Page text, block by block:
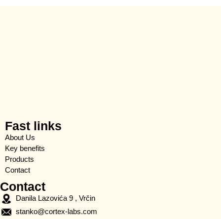
Fast links
About Us
Key benefits
Products
Contact
Contact
Danila Lazovića 9 , Vrčin
stanko@cortex-labs.com